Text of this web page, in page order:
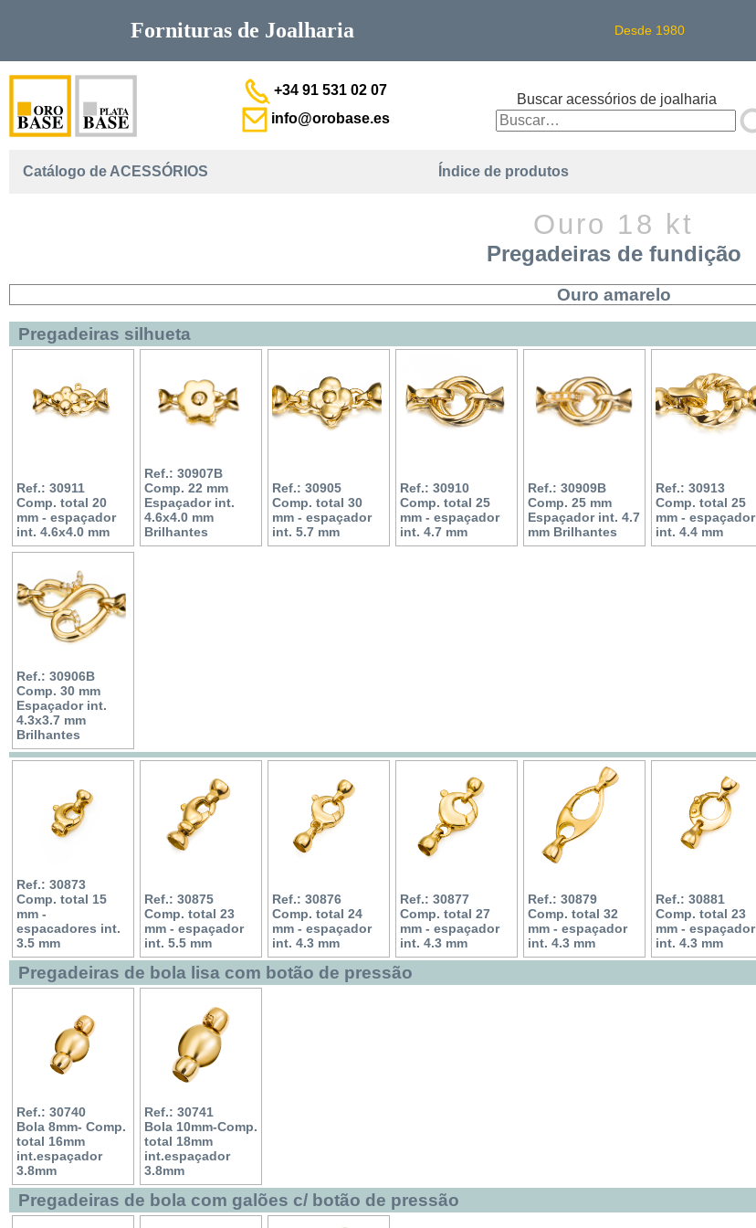
Fornituras de Joalharia Desde 1980
+34 91 531 02 07
info@orobase.es
Buscar acessórios de joalharia
Catálogo de ACESSÓRIOS Índice de produtos
Ouro 18 kt
Pregadeiras de fundição
Ouro amarelo
Pregadeiras silhueta
Ref.: 30911
Comp. total 20
mm - espaçador
int. 4.6x4.0 mm
Ref.: 30907B
Comp. 22 mm
Espaçador int.
4.6x4.0 mm
Brilhantes
Ref.: 30905
Comp. total 30
mm - espaçador
int. 5.7 mm
Ref.: 30910
Comp. total 25
mm - espaçador
int. 4.7 mm
Ref.: 30909B
Comp. 25 mm
Espaçador int. 4.7
mm Brilhantes
Ref.: 30913
Comp. total 25
mm - espaçador
int. 4.4 mm
Ref.: 30906B
Comp. 30 mm
Espaçador int.
4.3x3.7 mm
Brilhantes
Ref.: 30873
Comp. total 15
mm -
espacadores int.
3.5 mm
Ref.: 30875
Comp. total 23
mm - espaçador
int. 5.5 mm
Ref.: 30876
Comp. total 24
mm - espaçador
int. 4.3 mm
Ref.: 30877
Comp. total 27
mm - espaçador
int. 4.3 mm
Ref.: 30879
Comp. total 32
mm - espaçador
int. 4.3 mm
Ref.: 30881
Comp. total 23
mm - espaçador
int. 4.3 mm
Pregadeiras de bola lisa com botão de pressão
Ref.: 30740
Bola 8mm- Comp.
total 16mm
int.espaçador
3.8mm
Ref.: 30741
Bola 10mm-Comp.
total 18mm
int.espaçador
3.8mm
Pregadeiras de bola com galões c/ botão de pressão